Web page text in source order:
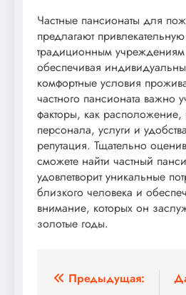
Частные пансионаты для
предлагают
традиционным учреждениям
обеспечивая
комфортные условия
частного пансионата важно
факторы, как расположение,
персонала, услуги и
репутация. Тщательно
сможете найти частный
удовлетворит уникальные
близкого человека и
внимание, которых он
золотые годы.
Навигация
Предыдущая: